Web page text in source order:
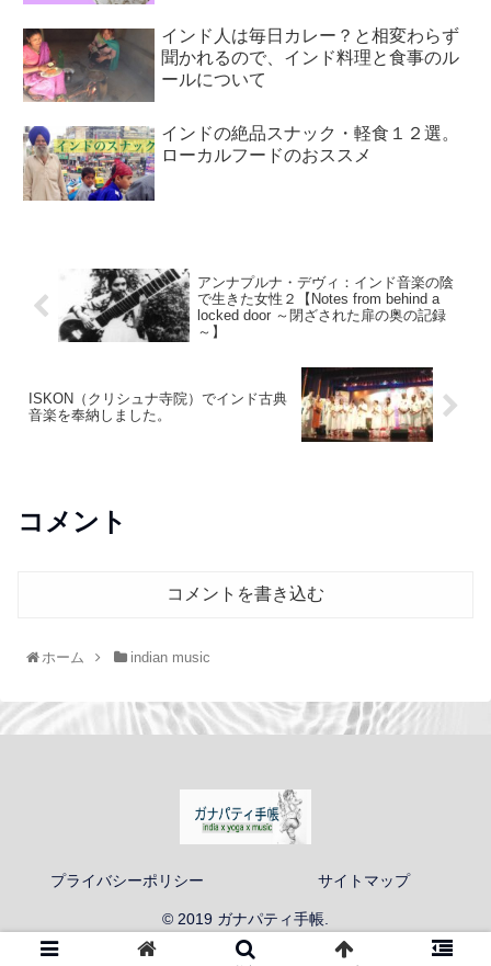
インド人は毎日カレー？と相変わらず
聞かれるので、インド料理と食事のル
ールについて
インドの絶品スナック・軽食１２選。
ローカルフードのおススメ
アンナプルナ・デヴィ：インド音楽の陰
で生きた女性２【Notes from behind a
locked door ～閉ざされた扉の奥の記録
～】
ISKON（クリシュナ寺院）でインド古典
音楽を奉納しました。
コメント
コメントを書き込む
ホーム indian music
プライバシーポリシー サイトマップ
© 2019 ガナパティ手帳.